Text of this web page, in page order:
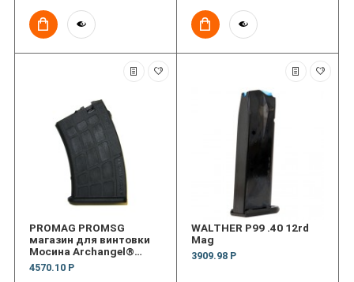
PROMAG PROMSG
магазин для винтовки
Мосина Archangel®
7.62x54R Magazine for
AA9130
4570.10 Р
WALTHER P99 .40 12rd
Mag
3909.98 Р